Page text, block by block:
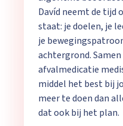
Davíd neemt de tijd
staat: je doelen, je
je
achtergrond.
afvalmedicatie
middel het best bij
meer te doen dan
dat ook bij het plan.